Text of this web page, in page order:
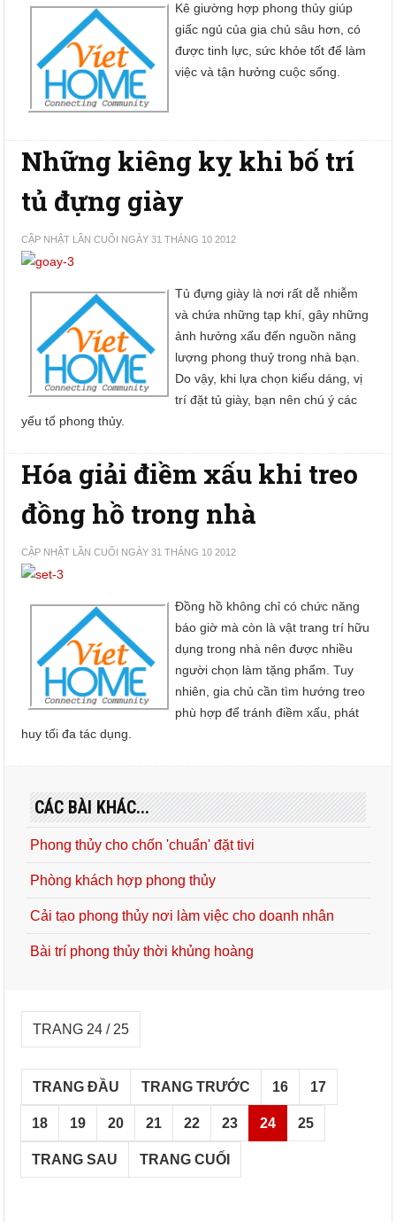
Kê giường hợp phong thủy giúp
giấc ngủ của gia chủ sâu hơn, có
được tinh lực, sức khỏe tốt để làm
việc và tận hưởng cuộc sống.
Những kiêng kỵ khi bố trí
tủ đựng giày
CẬP NHẬT LẦN CUỐI NGÀY 31 THÁNG 10 2012
Tủ đựng giày là nơi rất dễ nhiễm
và chứa những tạp khí, gây những
ảnh hưởng xấu đến nguồn năng
lượng phong thuỷ trong nhà bạn.
Do vậy, khi lựa chọn kiểu dáng, vị
trí đặt tủ giày, bạn nên chú ý các
yếu tố phong thủy.
Hóa giải điềm xấu khi treo
đồng hồ trong nhà
CẬP NHẬT LẦN CUỐI NGÀY 31 THÁNG 10 2012
Đồng hồ không chỉ có chức năng
báo giờ mà còn là vật trang trí hữu
dụng trong nhà nên được nhiều
người chọn làm tặng phẩm. Tuy
nhiên, gia chủ cần tìm hướng treo
phù hợp để tránh điềm xấu, phát
huy tối đa tác dụng.
CÁC BÀI KHÁC...
Phong thủy cho chốn 'chuẩn' đặt tivi
Phòng khách hợp phong thủy
Cải tạo phong thủy nơi làm việc cho doanh nhân
Bài trí phong thủy thời khủng hoàng
TRANG 24 / 25
TRANG ĐẦU TRANG TRƯỚC 16 17
18 19 20 21 22 23 24 25
TRANG SAU TRANG CUỐI